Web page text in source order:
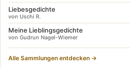
Liebesgedichte
von Uschi R.
Meine Lieblingsgedichte
von Gudrun Nagel-Wiemer
Alle Sammlungen entdecken →